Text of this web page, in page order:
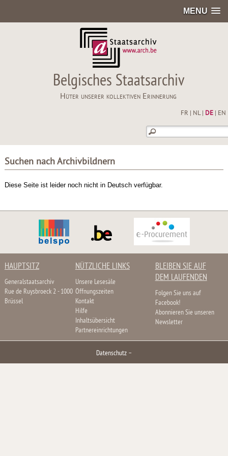
MENU
Belgisches Staatsarchiv
Hüter unserer kollektiven Erinnerung
FR NL| DE| EN
Suchen nach Archivbildnern
Diese Seite ist leider noch nicht in Deutsch verfügbar.
HAUPTSITZ
Generalstaatsarchiv
Rue de Ruysbroeck 2 - 1000
Brüssel
NÜTZLICHE LINKS
Unsere Lesesäle
Öffnungszeiten
Kontakt
Hilfe
Inhaltsübersicht
Partnereinrichtungen
BLEIBEN SIE AUF
DEM LAUFENDEN
Folgen Sie uns auf
Facebook!
Abonnieren Sie unseren
Newsletter
Datenschutz –